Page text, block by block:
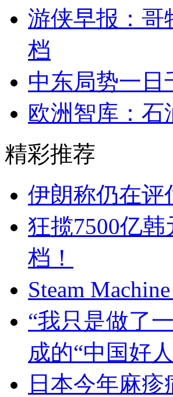
游侠早报：哥
档
中东局势一日
欧洲智库：石
精彩推荐
伊朗称仍在评
狂揽7500亿
档！
Steam
“我只是做了
成的“中国好
日本今年麻